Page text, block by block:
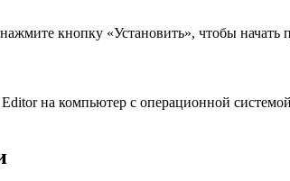
кнопку «Установить», чтобы
на компьютер с операционной